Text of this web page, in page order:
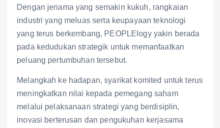
Dengan jenama yang semakin kukuh, rangkaian
industri yang meluas serta keupayaan teknologi
yang terus berkembang, PEOPLElogy yakin berada
pada kedudukan strategik untuk memanfaatkan
peluang pertumbuhan tersebut.
Melangkah ke hadapan, syarikat komited untuk terus
meningkatkan nilai kepada pemegang saham
melalui pelaksanaan strategi yang berdisiplin,
inovasi berterusan dan pengukuhan kerjasama